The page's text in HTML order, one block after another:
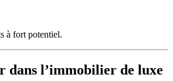
à fort potentiel.
dans l’immobilier de luxe